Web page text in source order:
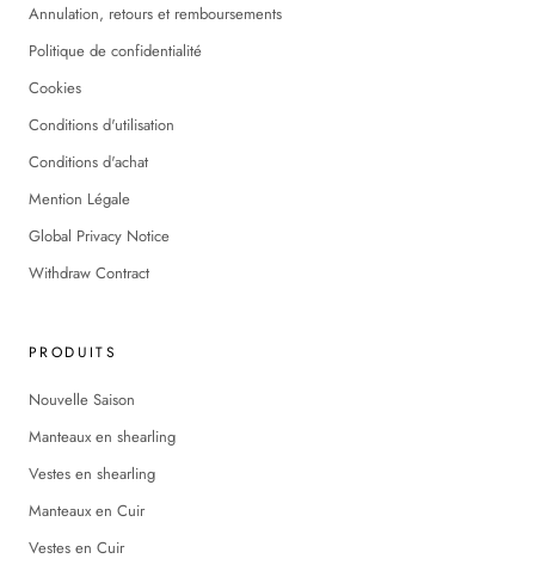
Annulation, retours et remboursements
Politique de confidentialité
Cookies
Conditions d'utilisation
Conditions d'achat
Mention Légale
Global Privacy Notice
Withdraw Contract
PRODUITS
Nouvelle Saison
Manteaux en shearling
Vestes en shearling
Manteaux en Cuir
Vestes en Cuir